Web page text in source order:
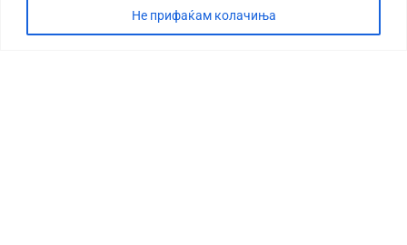
Не прифаќам колачиња